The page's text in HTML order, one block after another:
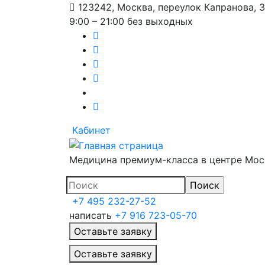
123242, Москва, переулок Капранова,
9:00 – 21:00 без выходных
Кабинет
Медицина премиум-класса в центре
+7 495 232-27-52
написать +7 916 723-05-70
Оставьте заявку
Главное меню
Оставьте заявку